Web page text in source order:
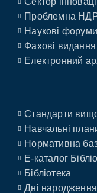
Проблемна
Наукові форуми
Фахові видання
Електронний
Стандарти
Навчальні
Нормативна
E-каталог
Бібліотека
Дні народження